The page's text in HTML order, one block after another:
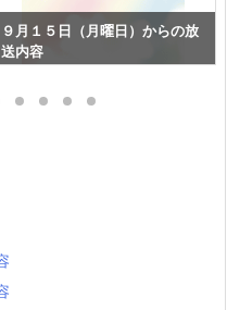
９月１５日（月曜日）からの放
送内容